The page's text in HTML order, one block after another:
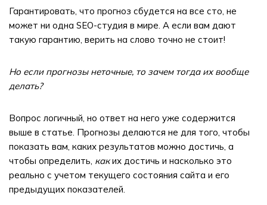
Гарантировать, что прогноз сбудется на все сто, не
может ни одна SEO-студия в мире. А если вам дают
такую гарантию, верить на слово точно не стоит!
Но если прогнозы неточные, то зачем тогда их вообще
делать?
Вопрос логичный, но ответ на него уже содержится
выше в статье. Прогнозы делаются не для того, чтобы
показать вам, каких результатов можно достичь, а
чтобы определить, каких достичь и насколько это
реально с учетом текущего состояния сайта и его
предыдущих показателей.